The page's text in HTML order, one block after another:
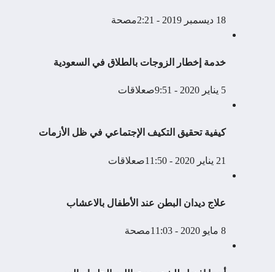
18 ديسمبر 2019 - 2:21م صحة
خدمة إخطار الزوجات بالطلاق في السعودية
5 يناير 2020 - 9:51ص علاقات
كيفية تحقيق التكيف الإجتماعي في ظل الأزمات
21 يناير 2020 - 11:50ص علاقات
علاج ديدان البطن عند الأطفال بالاعشاب
8 مايو 2020 - 11:03م صحة